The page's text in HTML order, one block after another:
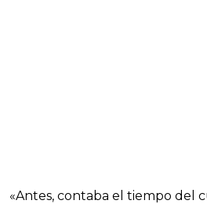
«Antes, contaba el tiempo del